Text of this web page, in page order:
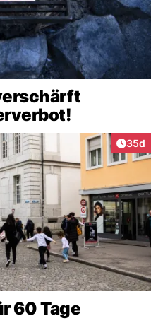
35d
60 Tage